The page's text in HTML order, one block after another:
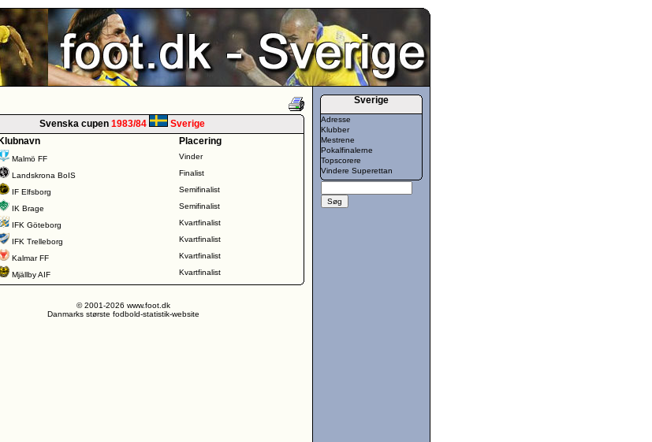
Svenska cupen1983/84
Sverige
Klubnavn Placering
Malmö FF
Vinder
Landskrona BoIS
Finalist
IF Elfsborg
Semifinalist
IK Brage
Semifinalist
IFK Göteborg
Kvartfinalist
IFK Trelleborg
Kvartfinalist
Kalmar FF
Kvartfinalist
Mjällby AIF Kvartfinalist
© 2001-2026 www.foot.dk
Danmarks største fodbold-statistik-website
Sverige
Adresse
Klubber
Mestrene
Pokalfinalerne
Topscorere
Vindere Superettan